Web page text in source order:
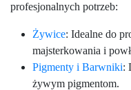
profesjonalnych potrzeb:
Żywice: Idealne do
majsterkowania i
Pigmenty i Barwniki:
żywym pigmentom.